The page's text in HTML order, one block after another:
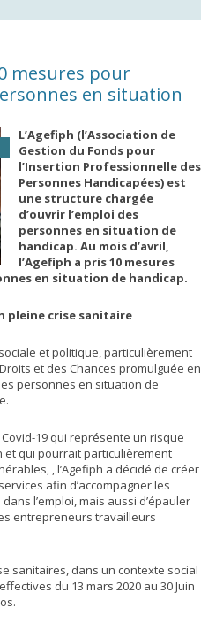
mesures pour
en situation
L’Agefiph (l’Association de
Gestion du Fonds pour
l’Insertion Professionnelle des
Personnes Handicapées) est
une structure chargée
d’ouvrir l’emploi des
personnes en situation de
handicap. Au mois d’avril,
l’Agefiph a pris 10 mesures
en situation de handicap.
pleine crise sanitaire
et politique, particulièrement
et des Chances promulguée en
personnes en situation de
19 qui représente un risque
qui pourrait particulièrement
, l’Agefiph a décidé de créer
afin d’accompagner les
l’emploi, mais aussi d’épauler
entrepreneurs travailleurs
sanitaires, dans un contexte social
du 13 mars 2020 au 30 Juin